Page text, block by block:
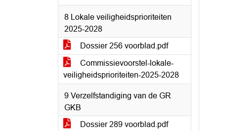
8 Lokale veiligheidsprioriteiten
2025-2028
Dossier 256 voorblad.pdf
Commissievoorstel-lokale-
veiligheidsprioriteiten-2025-2028
9 Verzelfstandiging van de GR
GKB
Dossier 289 voorblad.pdf